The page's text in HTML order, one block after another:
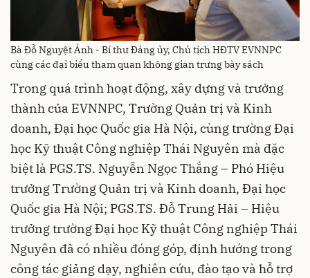
Bà Đỗ Nguyệt Ánh - Bí thư Đảng ủy, Chủ tịch HĐTV EVNNPC
cùng các đại biểu tham quan không gian trưng bày sách
Trong quá trình hoạt động, xây dựng và trưởng
thành của EVNNPC, Trường Quản trị và Kinh
doanh, Đại học Quốc gia Hà Nội, cùng trường Đại
học Kỹ thuật Công nghiệp Thái Nguyên mà đặc
biệt là PGS.TS. Nguyễn Ngọc Thắng – Phó Hiệu
trưởng Trường Quản trị và Kinh doanh, Đại học
Quốc gia Hà Nội; PGS.TS. Đỗ Trung Hải – Hiệu
trưởng trường Đại học Kỹ thuật Công nghiệp Thái
Nguyên đã có nhiều đóng góp, định hướng trong
công tác giảng dạy, nghiên cứu, đào tạo và hỗ trợ